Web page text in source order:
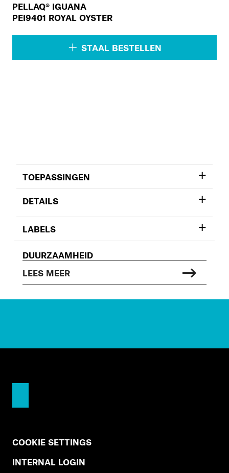
PELLAQ® IGUANA
PEI9401 ROYAL OYSTER
STAAL BESTELLEN
TOEPASSINGEN
DETAILS
LABELS
DUURZAAMHEID
LEES MEER
COOKIE SETTINGS
INTERNAL LOGIN